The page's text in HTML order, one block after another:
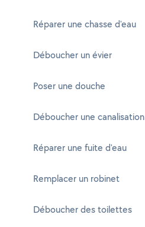
Réparer une chasse d'eau
Déboucher un évier
Poser une douche
Déboucher une canalisation
Réparer une fuite d'eau
Remplacer un robinet
Déboucher des toilettes